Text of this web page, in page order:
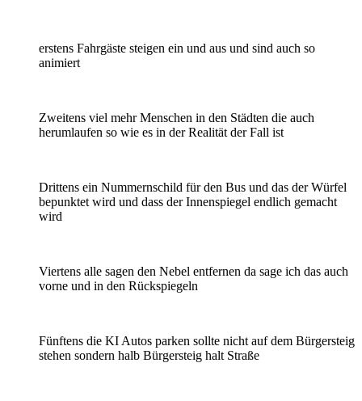
erstens Fahrgäste steigen ein und aus und sind auch so
animiert
Zweitens viel mehr Menschen in den Städten die auch
herumlaufen so wie es in der Realität der Fall ist
Drittens ein Nummernschild für den Bus und das der Würfel
bepunktet wird und dass der Innenspiegel endlich gemacht
wird
Viertens alle sagen den Nebel entfernen da sage ich das auch
vorne und in den Rückspiegeln
Fünftens die KI Autos parken sollte nicht auf dem Bürgersteig
stehen sondern halb Bürgersteig halt Straße